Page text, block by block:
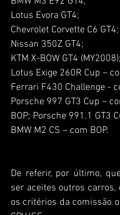
Lotus Evora GT4;
Chevrolet Corvette C6 GT4;
Nissan 350Z GT4;
KTM X-BOW GT4 (MY2008);
Lotus Exige 260R Cup –
Ferrari F430 Challenge -
Porsche 997 GT3 Cup –
BMW M2 CS – com BOP.
De referir, por último,
ser aceites outros carros,
os critérios da comissão